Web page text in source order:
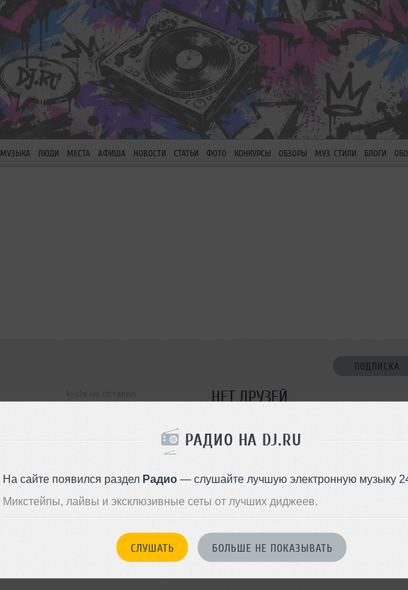
РАДИО НА DJ.RU
На сайте появился раздел Радио— слушайте лучшую электронную музыку
Микстейпы, лайвы и эксклюзивные сеты от лучших диджеев.
СЛУШАТЬ БОЛЬШЕ НЕ ПОКАЗЫВАТЬ
МУЗЫКА ЛЮДИ МЕСТА АФИША НОВОСТИ СТАТЬИ ФОТО КОНКУРСЫ ОБЗОРЫ МУЗ. СТИЛИ БЛОГИ
ПОДПИСКА
НЕТ ДРУЗЕЙ